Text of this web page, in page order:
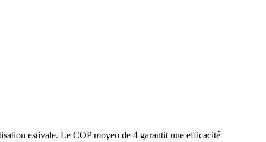
estivale. Le COP moyen de 4 garantit une efficacité